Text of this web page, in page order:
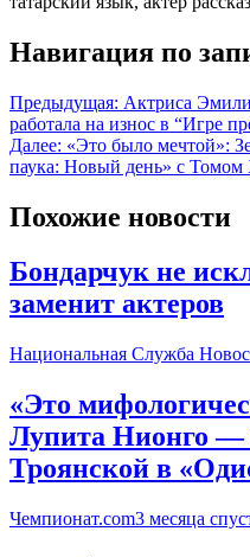
Навигация по
Предыдущая: Актриса
работала на износ в “Игре
Далее: «Это было мечтой»:
паука: Новый день» с Томом
Похожие новости
Бондарчук не
заменит актеров
Национальная Служба
«Это
Лупита Нионго —
Троянской в
Чемпионат.com3 месяца